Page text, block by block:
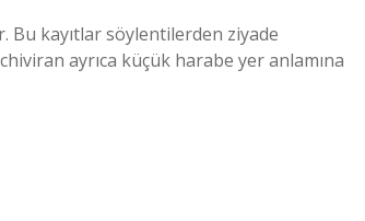
Bu kayıtlar söylentilerden ziyade
ayrıca küçük harabe yer anlamına